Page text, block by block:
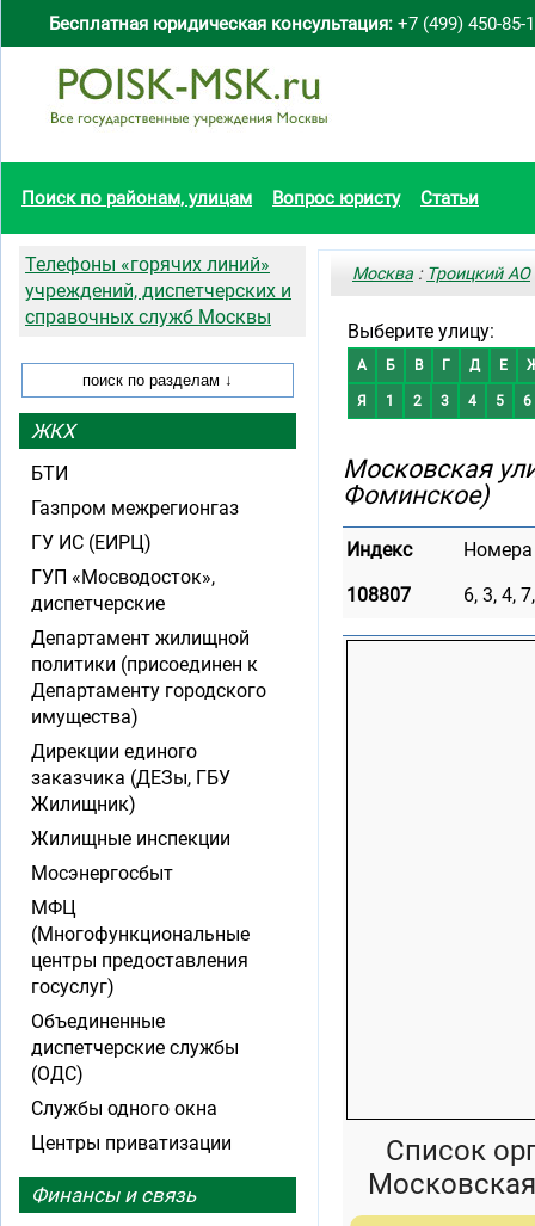
Бесплатная юридическая консультация: +7 (499) 450-85-
Поиск по районам, улицам Вопрос юристу Статьи
Москва : Троицкий АО
Выберите улицу:
А Б В Г Д Е
Я 1 2 3 4 5 6
Московская
Фоминское)
Индекс
108807
6, 3, 4,
Список
Телефоны «горячих линий»
учреждений, диспетчерских и
справочных служб Москвы
ЖКХ
БТИ
Газпром межрегионгаз
ГУ ИС (ЕИРЦ)
ГУП «Мосводосток»,
диспетчерские
Департамент жилищной
политики (присоединен к
Департаменту городского
имущества)
Дирекции единого
заказчика (ДЕЗы, ГБУ
Жилищник)
Жилищные инспекции
Мосэнергосбыт
МФЦ
(Многофункциональные
центры предоставления
госуслуг)
Объединенные
диспетчерские службы
(ОДС)
Службы одного окна
Центры приватизации
Финансы и связь